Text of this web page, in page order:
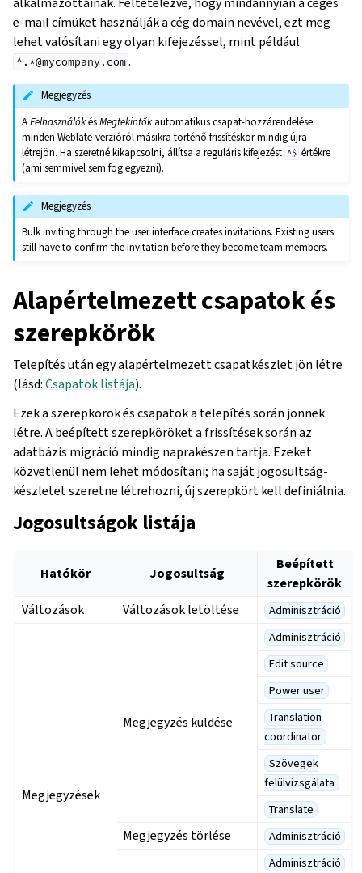
e-mail címüket használják a cég domain nevével, ezt meg
lehet valósítani egy olyan kifejezéssel, mint például
^.*@mycompany.com .
Megjegyzés
AFelhasználókésMegtekintőkautomatikus csapat-hozzárendelése
minden Weblate-verzióról másikra történő frissítéskor mindig újra
létrejön. Ha szeretné kikapcsolni, állítsa a reguláris kifejezést ^$ értékre
(ami semmivel sem fog egyezni).
Megjegyzés
Bulk inviting through the user interface creates invitations. Existing users
still have to confirm the invitation before they become team members.
Alapértelmezett csapatok és
szerepkörök
Telepítés után egy alapértelmezett csapatkészlet jön létre
(lásd:Csapatok listája).
Ezek a szerepkörök és csapatok a telepítés során jönnek
létre. A beépített szerepköröket a frissítések során az
adatbázis migráció mindig naprakészen tartja. Ezeket
közvetlenül nem lehet módosítani; ha saját jogosultság-
készletet szeretne létrehozni, új szerepkört kell definiálnia.
Jogosultságok listája
Hatókör Jogosultság
Beépített
szerepkörök
Változások
Változások letöltése Adminisztráció
Megjegyzések
Megjegyzés küldése
Adminisztráció
Edit source
Power user
Translation
coordinator
Szövegek
felülvizsgálata
Translate
Megjegyzés törlése Adminisztráció
Adminisztráció